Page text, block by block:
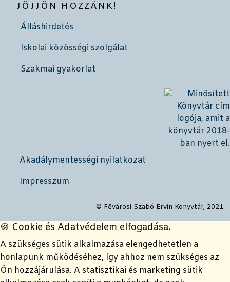
JÖJJÖN HOZZÁNK!
Álláshirdetés
Iskolai közösségi szolgálat
Szakmai gyakorlat
Akadálymentességi nyilatkozat
Impresszum
© Fővárosi Szabó Ervin Könyvtár, 2021.
🍪 Cookie és Adatvédelem elfogadása.
A szükséges sütik alkalmazása elengedhetetlen a
honlapunk működéséhez, így ahhoz nem szükséges az
Ön hozzájárulása. A statisztikai és marketing sütik